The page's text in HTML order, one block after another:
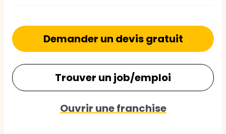
Demander un devis gratuit
Trouver un job/emploi
Ouvrir une franchise